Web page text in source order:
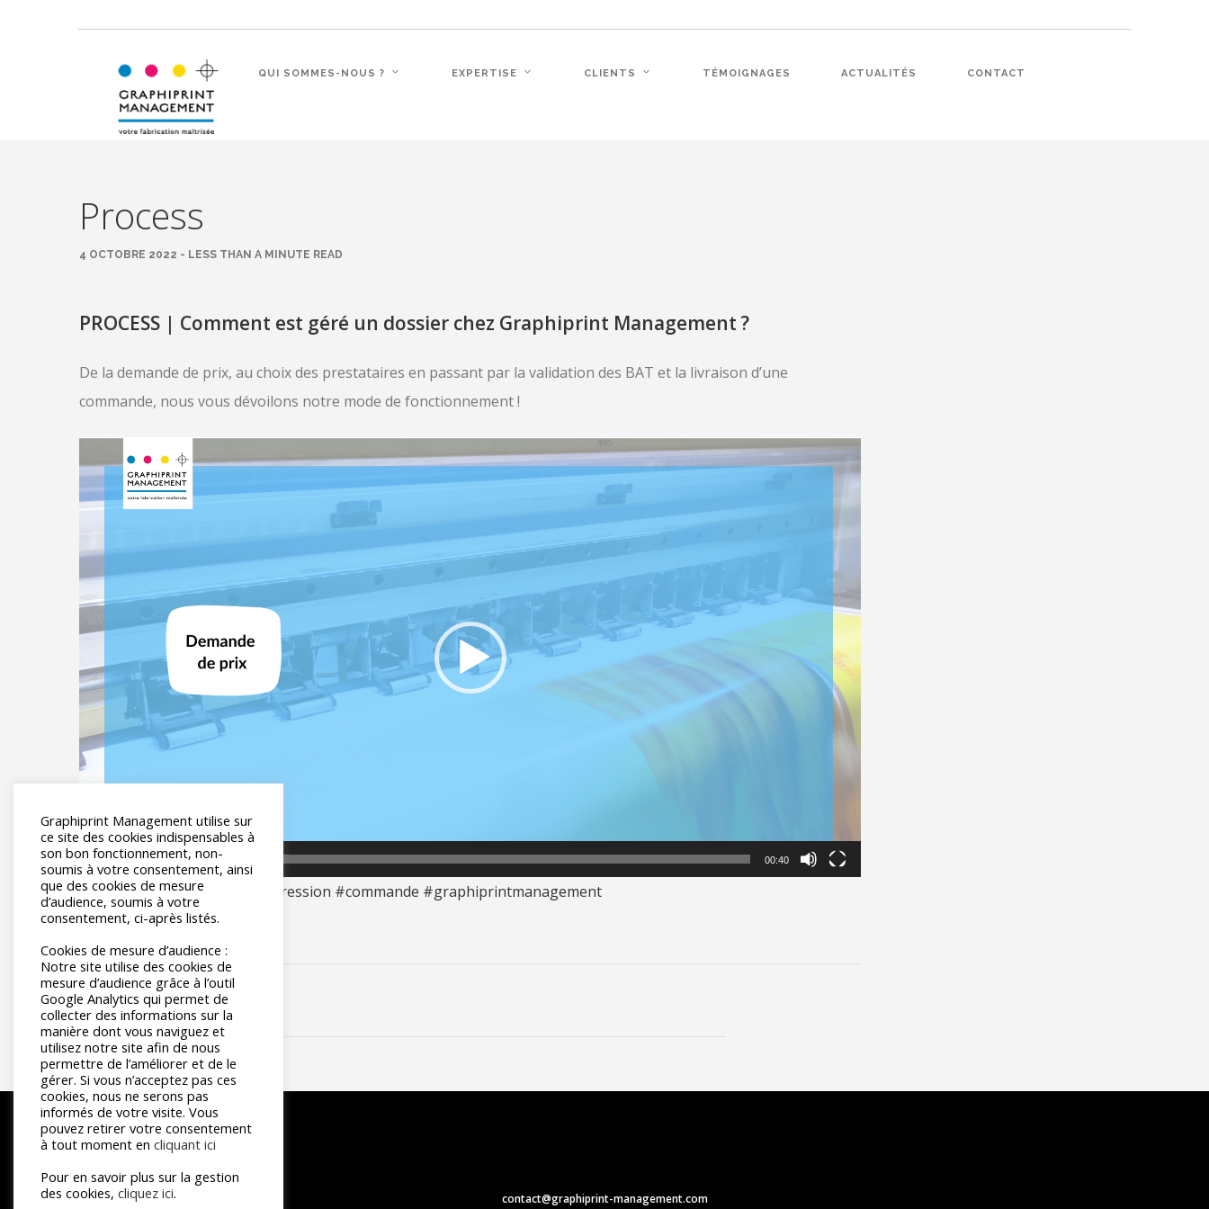
QUI SOMMES-NOUS ? EXPERTISE CLIENTS TÉMOIGNAGES ACTUALITÉS CONTACT
Process
4 OCTOBRE 2022 - LESS THAN A MINUTE READ
PROCESS | Comment est géré un dossier chez Graphiprint Management ?
De la demande de prix, au choix des prestataires en passant par la validation des BAT et la livraison d’une
commande, nous vous dévoilons notre mode de fonctionnement !
vidéo
00:00 00:40
#client #process#print #impression #commande #graphiprintmanagement
contact@graphiprint-management.com
Graphiprint Management utilise sur
ce site des cookies indispensables à
son bon fonctionnement, non-
soumis à votre consentement, ainsi
que des cookies de mesure
d’audience, soumis à votre
consentement, ci-après listés.
Cookies de mesure d’audience :
Notre site utilise des cookies de
mesure d’audience grâce à l’outil
Google Analytics qui permet de
collecter des informations sur la
manière dont vous naviguez et
utilisez notre site afin de nous
permettre de l’améliorer et de le
gérer. Si vous n’acceptez pas ces
cookies, nous ne serons pas
informés de votre visite. Vous
pouvez retirer votre consentement
à tout moment en cliquant ici
Pour en savoir plus sur la gestion
des cookies, cliquez ici.